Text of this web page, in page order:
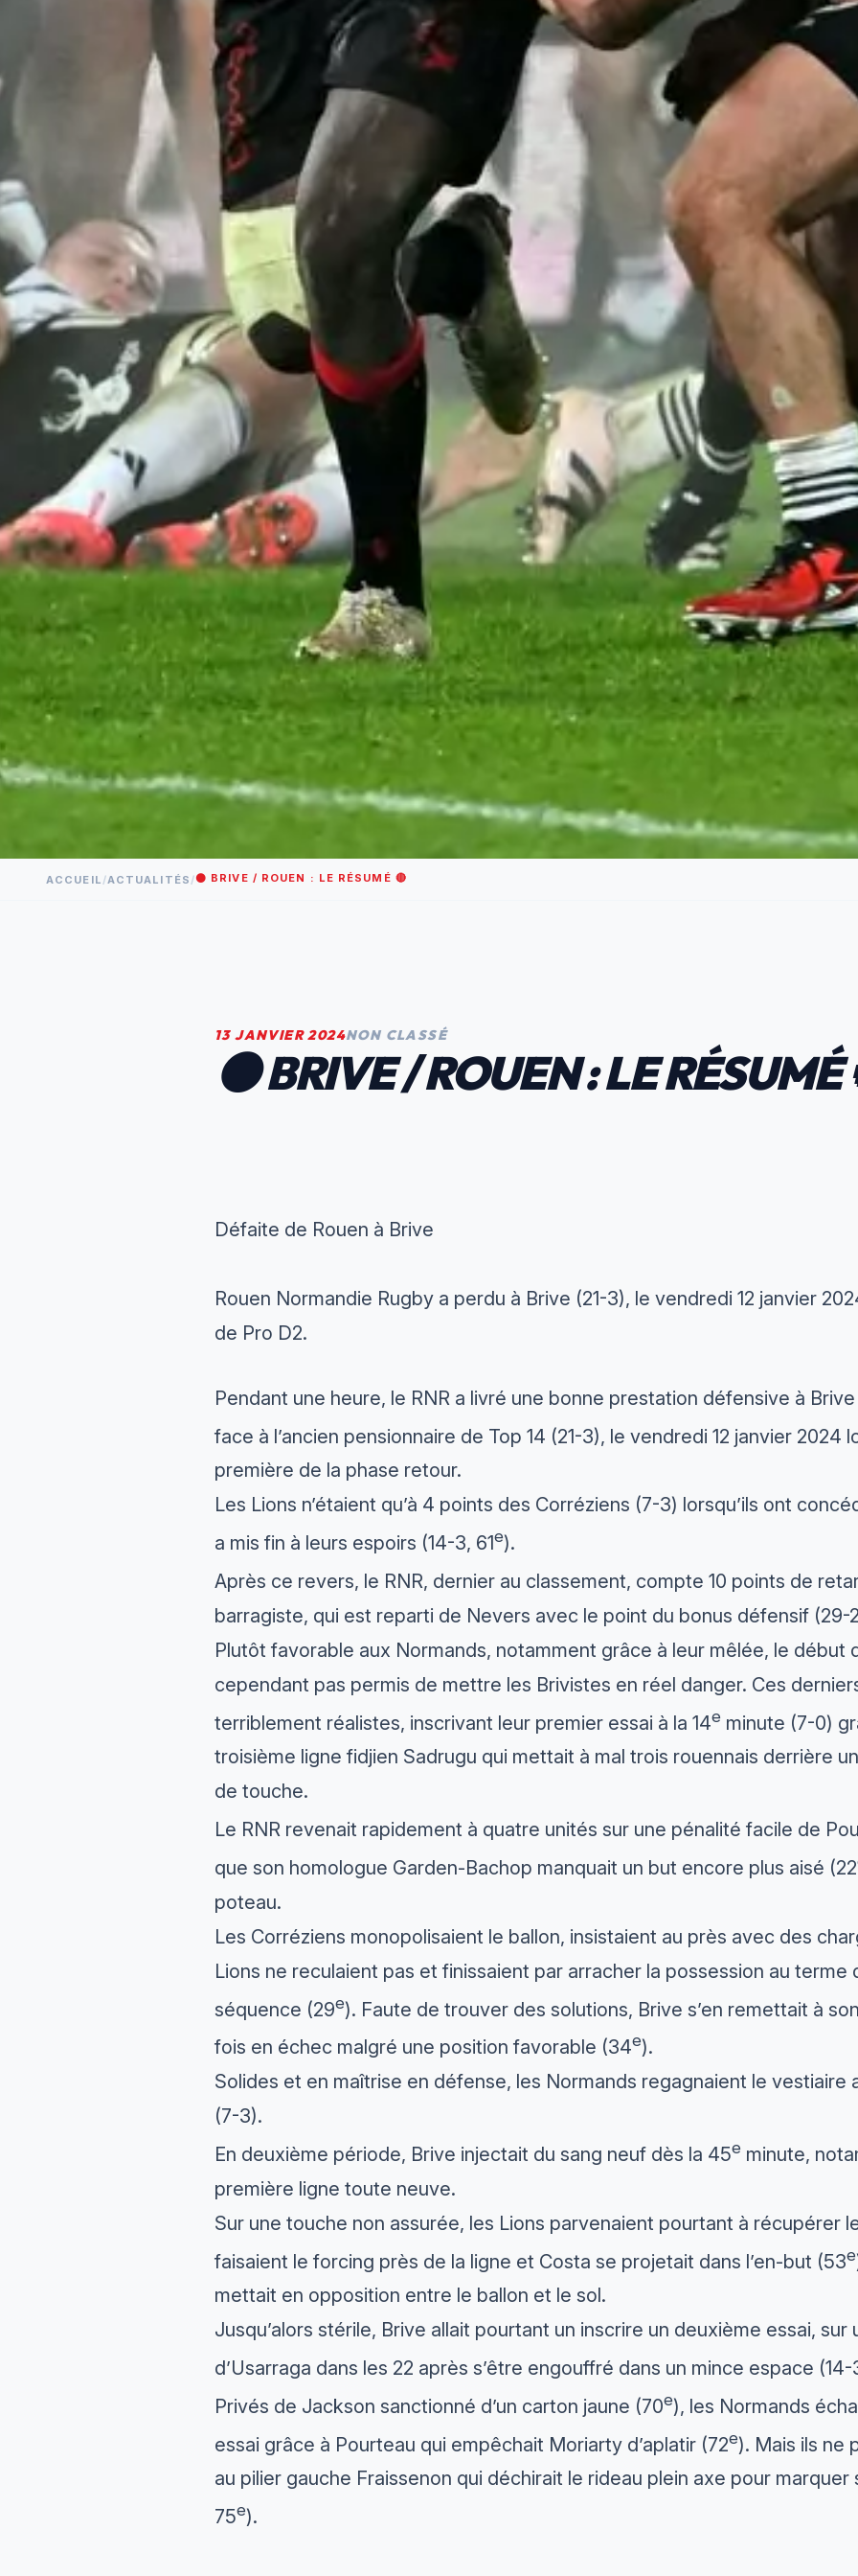
ACCUEIL /ACTUALITÉS /⚫️ BRIVE / ROUEN : LE RÉSUMÉ 🔴
13 JANVIER 2024NON CLASSÉ
⚫️ BRIVE / ROUEN : LE RÉSUMÉ
‌Défaite de Rouen à Brive
Rouen Normandie Rugby a perdu à Brive (21-3), le vendredi 12 janvier
de Pro D2.
Pendant une heure, le RNR a livré une bonne prestation défensive à Brive
face à l’ancien pensionnaire de Top 14 (21-3), le vendredi 12 janvier 2024
première de la phase retour.
Les Lions n’étaient qu’à 4 points des Corréziens (7-3) lorsqu’ils ont
a mis fin à leurs espoirs (14-3, 61e).
Après ce revers, le RNR, dernier au classement, compte 10 points de
barragiste, qui est reparti de Nevers avec le point du bonus défensif (29-
Plutôt favorable aux Normands, notamment grâce à leur mêlée, le début
cependant pas permis de mettre les Brivistes en réel danger. Ces
terriblement réalistes, inscrivant leur premier essai à la 14e minute (7-0)
troisième ligne fidjien Sadrugu qui mettait à mal trois rouennais derrière
de touche.
Le RNR revenait rapidement à quatre unités sur une pénalité facile de
que son homologue Garden-Bachop manquait un but encore plus aisé (22
poteau.
Les Corréziens monopolisaient le ballon, insistaient au près avec des
Lions ne reculaient pas et finissaient par arracher la possession au terme
séquence (29e). Faute de trouver des solutions, Brive s’en remettait à
fois en échec malgré une position favorable (34e).
Solides et en maîtrise en défense, les Normands regagnaient le vestiaire
(7-3).
En deuxième période, Brive injectait du sang neuf dès la 45e minute,
première ligne toute neuve.
Sur une touche non assurée, les Lions parvenaient pourtant à récupérer
faisaient le forcing près de la ligne et Costa se projetait dans l’en-but (53e
mettait en opposition entre le ballon et le sol.
Jusqu’alors stérile, Brive allait pourtant un inscrire un deuxième essai, sur
d’Usarraga dans les 22 après s’être engouffré dans un mince espace (14-
Privés de Jackson sanctionné d’un carton jaune (70e), les Normands
essai grâce à Pourteau qui empêchait Moriarty d’aplatir (72e). Mais ils ne
au pilier gauche Fraissenon qui déchirait le rideau plein axe pour marquer
75e).